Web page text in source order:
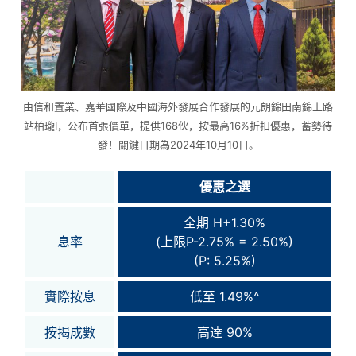
由信和置業、嘉華國際及中國海外發展合作發展的元朗錦田南錦上路
站柏瓏I，公布首張價單，提供168伙，按最高16%折扣優惠，蓄勢待
發！關鍵日期為2024年10月10日。
優惠之選
息率
全期 H+1.30%
(上限P-2.75% = 2.50%)
(P: 5.25%)
實際按息 低至 1.49%^
按揭成數 高達 90%